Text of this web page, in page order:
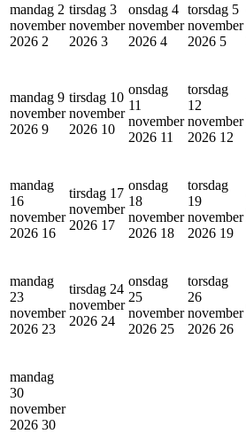
mandag 2
november
2026 2
tirsdag 3
november
2026 3
onsdag 4
november
2026 4
torsdag 5
november
2026 5
mandag 9
november
2026 9
tirsdag 10
november
2026 10
onsdag
11
november
2026 11
torsdag
12
november
2026 12
mandag
16
november
2026 16
tirsdag 17
november
2026 17
onsdag
18
november
2026 18
torsdag
19
november
2026 19
mandag
23
november
2026 23
tirsdag 24
november
2026 24
onsdag
25
november
2026 25
torsdag
26
november
2026 26
mandag
30
november
2026 30